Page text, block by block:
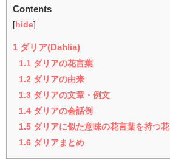
Contents
[ hide]
1 ダリア(Dahlia)
1.1 ダリアの花言葉
1.2 ダリアの由来
1.3 ダリアの文章・例文
1.4 ダリアの会話例
1.5 ダリアに似た意味の花言葉を持つ花
1.6 ダリアまとめ